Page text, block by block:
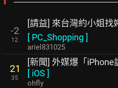
-2
12
[請益] 來台灣約小姐找
[ PC_Shopping ]
ariel831025
21
35
[新聞] 外媒爆「
[ iOS ]
ohfly